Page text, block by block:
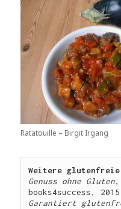
Ratatouille – Birgit Irgang
Weitere
Genuss ohne Gluten,
Garantiert